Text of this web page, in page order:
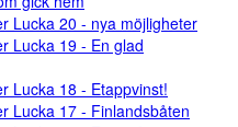
Lucka 20 - nya möjligheter
Lucka 19 - En glad
Lucka 18 - Etappvinst!
Lucka 17 - Finlandsbåten